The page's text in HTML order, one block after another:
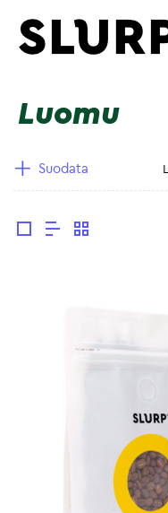
Luomu
Suodata